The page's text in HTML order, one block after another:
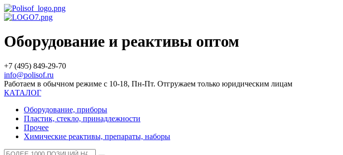
Оборудование и реактивы оптом
+7 (495) 849-29-70
info@polisof.ru
Работаем в обычном режиме с 10-18, Пн-Пт. Отгружаем только юридическим лицам
КАТАЛОГ
Оборудование, приборы
Пластик, стекло, принадлежности
Прочее
Химические реактивы, препараты, наборы